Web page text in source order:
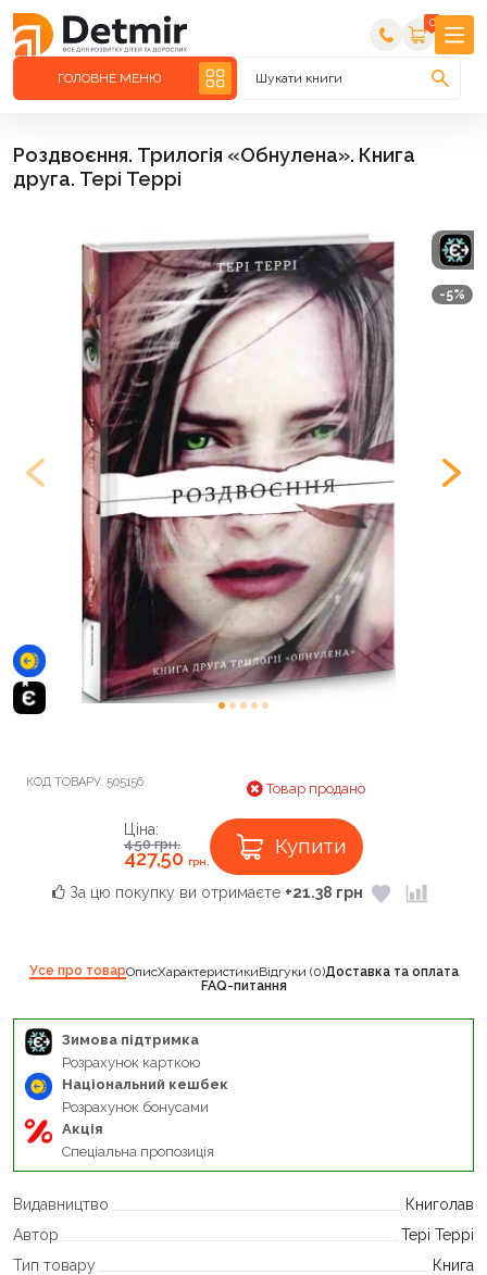
0
ГОЛОВНЕ МЕНЮ Шукати книги
Роздвоєння. Трилогія «Обнулена». Книга
друга. Тері Террі
-5%
КОД ТОВАРУ: 505156 Товар продано
Ціна:
450грн.
427,50 грн.
Купити
За цю покупку ви отримаєте +21.38 грн
Усе про товарОписХарактеристикиВідгуки (0)Доставка та оплата
FAQ-питання
Зимова підтримка
Розрахунок карткою
Національний кешбек
Розрахунок бонусами
Акція
Спеціальна пропозиція
Видавництво
Книголав
Автор
Тері Террі
Тип товару
Книга